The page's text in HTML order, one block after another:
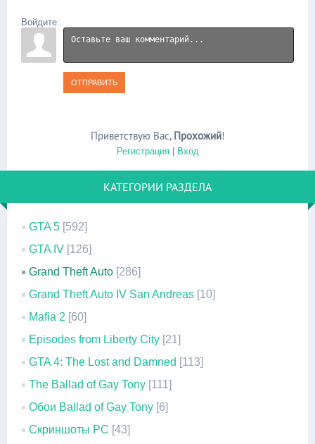
Войдите:
ОТПРАВИТЬ
Приветствую Вас, Прохожий!
Регистрация| Вход
КАТЕГОРИИ РАЗДЕЛА
GTA 5 [592]
GTA IV [126]
Grand Theft Auto [286]
Grand Theft Auto IV San Andreas [10]
Mafia 2 [60]
Episodes from Liberty City [21]
GTA 4: The Lost and Damned [113]
The Ballad of Gay Tony [111]
Обои Ballad of Gay Tony [6]
Скриншоты PC [43]